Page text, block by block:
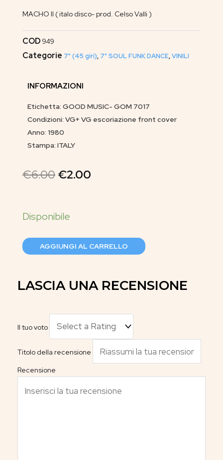
MACHO II ( italo disco- prod. Celso Valli )
COD 949
Categorie 7" (45 giri), 7" SOUL FUNK DANCE,VINILI
INFORMAZIONI
Etichetta: GOOD MUSIC- GOM 7017
Condizioni: VG+ VG escoriazione front cover
Anno: 1980
Stampa: ITALY
€6.00 €2.00
AGGIUNGI AL CARRELLO
LASCIA UNA RECENSIONE
Il tuo voto
Titolo della recensione
Recensione